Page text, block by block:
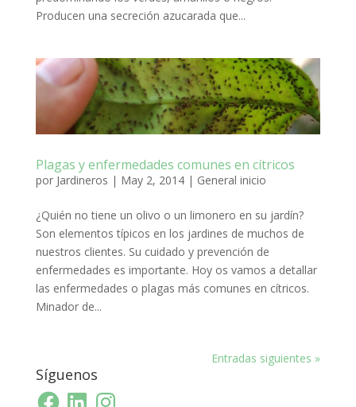
Producen una secreción azucarada que...
Plagas y enfermedades comunes en cítricos
por Jardineros | May 2, 2014| General inicio
¿Quién no tiene un olivo o un limonero en su jardín?
Son elementos típicos en los jardines de muchos de
nuestros clientes. Su cuidado y prevención de
enfermedades es importante. Hoy os vamos a detallar
las enfermedades o plagas más comunes en cítricos.
Minador de...
Entradas siguientes »
Síguenos
FacebookLinkedInInstagram